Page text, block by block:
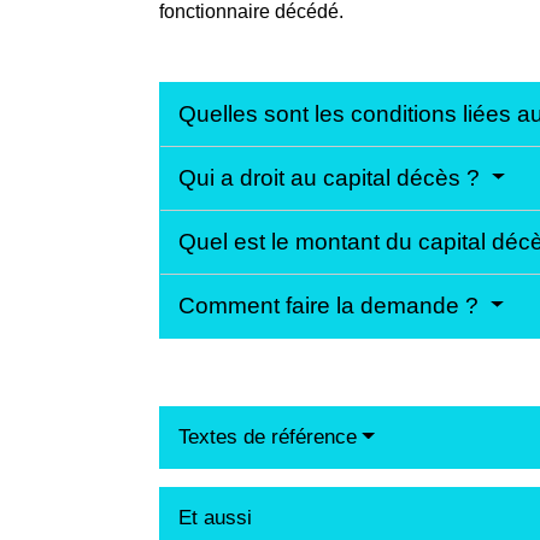
fonctionnaire décédé.
Quelles sont les conditions liées
Qui a droit au capital décès ?
Quel est le montant du capital
Comment faire la demande ?
Textes de référence
Et aussi